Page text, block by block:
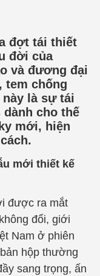
đợt tái thiết
đời của
và đương đại
tem chống
là sự tái
cho thế
mới, hiện
mới thiết kế
được ra mắt
đổi, giới
Nam ở phiên
hộp thường
sang trọng, ấn